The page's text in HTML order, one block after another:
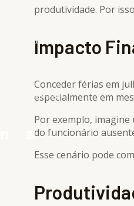
Contato
Área Vip
produtividade. Por
Impacto
Conceder férias em
especialmente em
Por exemplo,
do funcionário
Esse cenário pode